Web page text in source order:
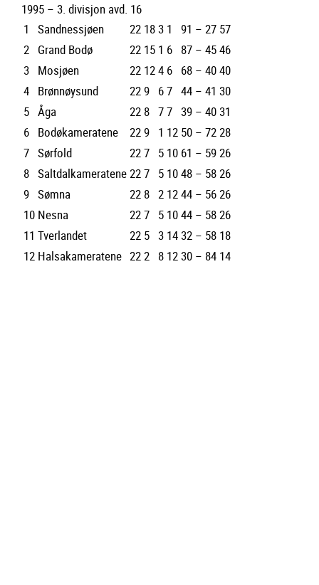
1995 – 3. divisjon avd. 16
1
Sandnessjøen 22 183 1 91 – 27 57
2 Grand Bodø 22 15 1 6 87 – 4546
3 Mosjøen 22 124 6 68 – 4040
4 Brønnøysund 22 9 67 44 – 41 30
5 Åga 22 8 77 39 – 4031
6 Bodøkameratene 22 9 1 12 50 – 7228
7 Sørfold 227 5 10 61 – 5926
8 Saltdalkameratene227 5 1048 – 5826
9 Sømna 22 8 2 1244 – 5626
10 Nesna 227 5 1044 – 5826
11 Tverlandet 22 5 3 1432 – 58 18
12 Halsakameratene 222 8 1230 – 84 14